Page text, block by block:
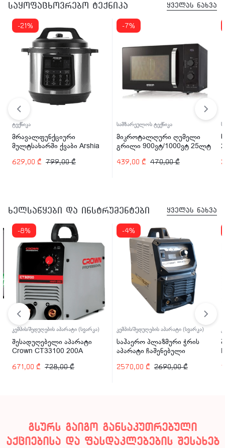
საყოფაცხოვრებო ტექნიკა ყველას ნახვა
-21%
ტექნიკა
მრავალფუნქციური
მულტსახარში ქვაბი Arshia
799,00₾
629,00 ₾
-7%
სამზარეულოს ტექნიკა
მიკროტალღური ღუმელი
გრილი 900ვტ/1000ვტ 25ლტ
470,00₾
439,00 ₾
ხელსაწყები და ინსტრუმენტები ყველას ნახვა
-8%
კემპის/შედუღების აპარატი (სვარკა)
შესადუღებელი აპარატი
Crown CT33100 200A
728,00₾
671,00 ₾
-4%
კემპის/შედუღების აპარატი (სვარკა)
საჰაერო პლაზმური ჭრის
აპარატი ჩაშენებული
WDK-40CUT-C 40A
2690,00₾
2570,00 ₾
გსურს გაიგო განსაკუთრებული
აქციებისა და ფასდაკლებების შესახებ